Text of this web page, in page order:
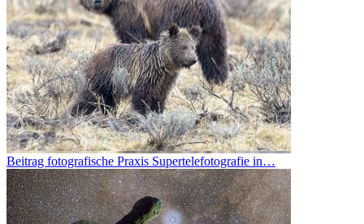
Beitrag fotografische Praxis Supertelefotografie in…